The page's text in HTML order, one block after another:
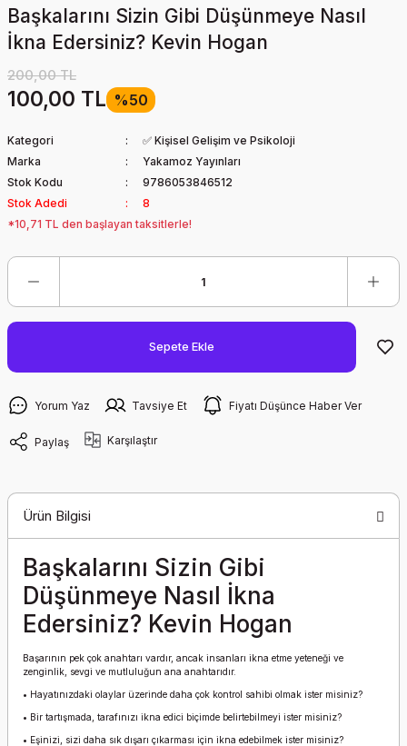
Başkalarını Sizin Gibi Düşünmeye Nasıl
İkna Edersiniz? Kevin Hogan
200,00 TL
100,00 TL %50
Kategori
✅ Kişisel Gelişim ve Psikoloji
Marka
Yakamoz Yayınları
Stok Kodu
9786053846512
Stok Adedi
8
*10,71 TL den başlayan taksitlerle!
Sepete Ekle
Yorum Yaz Tavsiye Et Fiyatı Düşünce Haber Ver
Paylaş Karşılaştır
Ürün Bilgisi
Başkalarını Sizin Gibi
Düşünmeye Nasıl İkna
Edersiniz? Kevin Hogan
Başarının pek çok anahtarı vardır, ancak insanları ikna etme yeteneği ve
zenginlik, sevgi ve mutluluğun ana anahtarıdır.
• Hayatınızdaki olaylar üzerinde daha çok kontrol sahibi olmak ister misiniz?
• Bir tartışmada, tarafınızı ikna edici biçimde belirtebilmeyi ister misiniz?
• Eşinizi, sizi daha sık dışarı çıkarması için ikna edebilmek ister misiniz?